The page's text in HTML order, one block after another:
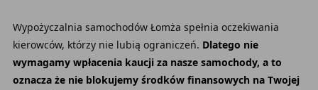
Wypożyczalnia samochodów Łomża spełnia oczekiwania
kierowców, którzy nie lubią ograniczeń. Dlatego nie
wymagamy wpłacenia kaucji za nasze samochody, a to
oznacza że nie blokujemy środków finansowych na Twojej